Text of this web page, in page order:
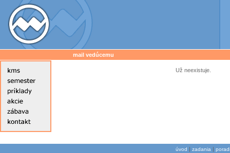
mail vedúcemu
Už neexistuje.
úvod | zadania |